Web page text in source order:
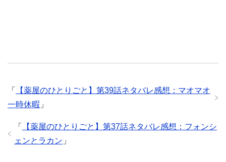
「
【薬屋のひとりごと】第39話ネタバレ感想：マオマオ
一時休暇 」
「
【薬屋のひとりごと】第37話ネタバレ感想：フォンシ
ェンとラカン 」